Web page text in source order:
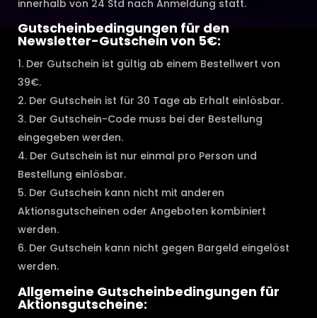
innerhalb von 24 Std nach Anmeldung statt.
Gutscheinbedingungen für den
Newsletter-Gutschein von 5€:
Der Gutschein ist gültig ab einem Bestellwert von
39€.
Der Gutschein ist für 30 Tage ab Erhalt einlösbar.
Der Gutschein-Code muss bei der Bestellung
eingegeben werden.
Der Gutschein ist nur einmal pro Person und
Bestellung einlösbar.
Der Gutschein kann nicht mit anderen
Aktionsgutscheinen oder Angeboten kombiniert
werden.
Der Gutschein kann nicht gegen Bargeld eingelöst
werden.
Allgemeine Gutscheinbedingungen für
Aktionsgutscheine: